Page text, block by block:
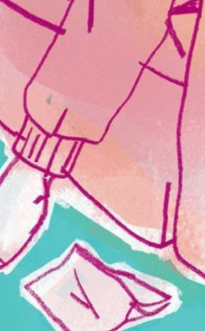
Festivais e Salões
Formação
Internacional
Estudos
Óbitos
Para BD
Publicação Original
Prémios